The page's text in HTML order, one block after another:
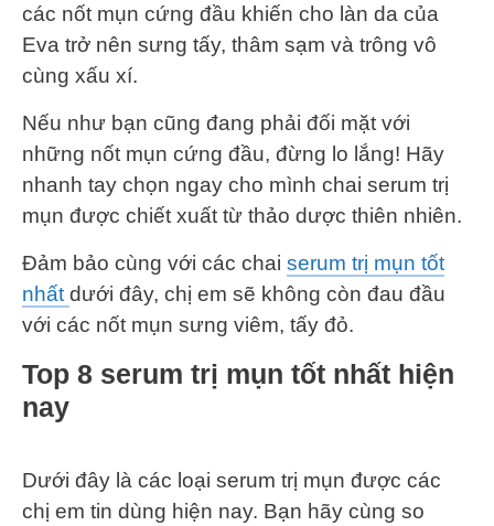
các nốt mụn cứng đầu khiến cho làn da của
Eva trở nên sưng tấy, thâm sạm và trông vô
cùng xấu xí.
Nếu như bạn cũng đang phải đối mặt với
những nốt mụn cứng đầu, đừng lo lắng! Hãy
nhanh tay chọn ngay cho mình chai serum trị
mụn được chiết xuất từ thảo dược thiên nhiên.
Đảm bảo cùng với các chai serum trị mụn tốt
nhất dưới đây, chị em sẽ không còn đau đầu
với các nốt mụn sưng viêm, tấy đỏ.
Top 8 serum trị mụn tốt nhất hiện
nay
Dưới đây là các loại serum trị mụn được các
chị em tin dùng hiện nay. Bạn hãy cùng so